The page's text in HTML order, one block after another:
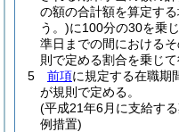
の額の合計額を算定す
う。)に100分の30を乗
準日までの間における
則で定める割合を乗じて
5
前項に規定する在職期
が規則で定める。
(平成21年6月に支給す
例措置)